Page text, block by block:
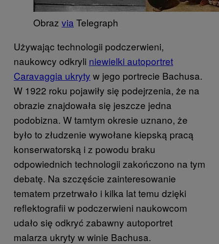
Obraz via Telegraph
Używając technologii podczerwieni,
naukowcy odkryli niewielki autoportret
Caravaggia ukryty w jego portrecie Bachusa.
W 1922 roku pojawiły się podejrzenia, że na
obrazie znajdowała się jeszcze jedna
podobizna. W tamtym okresie uznano, że
było to złudzenie wywołane kiepską pracą
konserwatorską i z powodu braku
odpowiednich technologii zakończono na tym
debatę. Na szczęście zainteresowanie
tematem przetrwało i kilka lat temu dzięki
reflektografii w podczerwieni naukowcom
udało się odkryć zabawny autoportret
malarza ukryty w winie Bachusa.